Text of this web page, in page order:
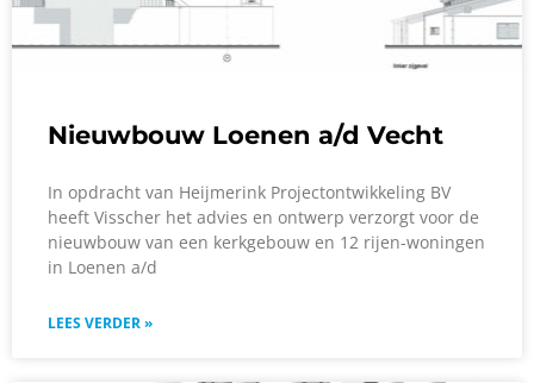
Nieuwbouw Loenen a/d Vecht
In opdracht van Heijmerink Projectontwikkeling BV
heeft Visscher het advies en ontwerp verzorgt voor de
nieuwbouw van een kerkgebouw en 12 rijen-woningen
in Loenen a/d
LEES VERDER »